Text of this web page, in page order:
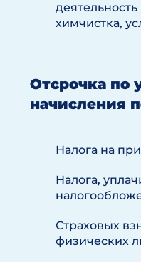
химчистка,
Отсрочка по
начисления
Налога на
Налога,
Страховых
физических